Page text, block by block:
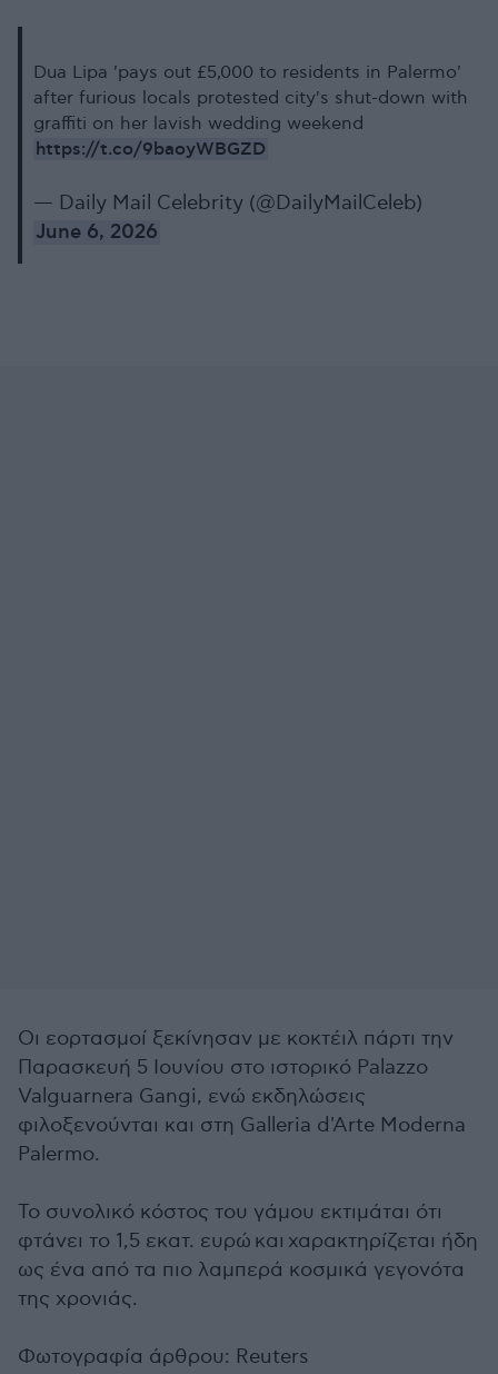
Dua Lipa 'pays out £5,000 to residents in Palermo'
after furious locals protested city's shut-down with
graffiti on her lavish wedding weekend
https://t.co/9baoyWBGZD
— Daily Mail Celebrity (@DailyMailCeleb)
June 6, 2026
Οι εορτασμοί ξεκίνησαν με κοκτέιλ πάρτι την
Παρασκευή 5 Ιουνίου στο ιστορικό Palazzo
Valguarnera Gangi, ενώ εκδηλώσεις
φιλοξενούνται και στη Galleria d'Arte Moderna
Palermo.
Το συνολικό κόστος του γάμου εκτιμάται ότι
φτάνει το 1,5 εκατ. ευρώ και χαρακτηρίζεται ήδη
ως ένα από τα πιο λαμπερά κοσμικά γεγονότα
της χρονιάς.
Φωτογραφία άρθρου: Reuters